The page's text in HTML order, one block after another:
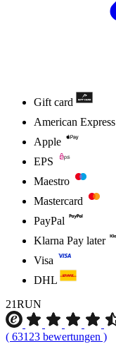
Gift card
American Express
Apple
EPS
Maestro
Mastercard
PayPal
Klarna Pay later
Visa
DHL
21RUN
( 63123 bewertungen )